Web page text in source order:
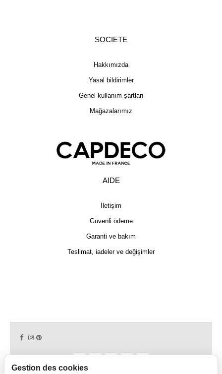
SOCIETE
Hakkımızda
Yasal bildirimler
Genel kullanım şartları
Mağazalarımız
AIDE
İletişim
Güvenli ödeme
Garanti ve bakım
Teslimat, iadeler ve değişimler
Gestion des cookies